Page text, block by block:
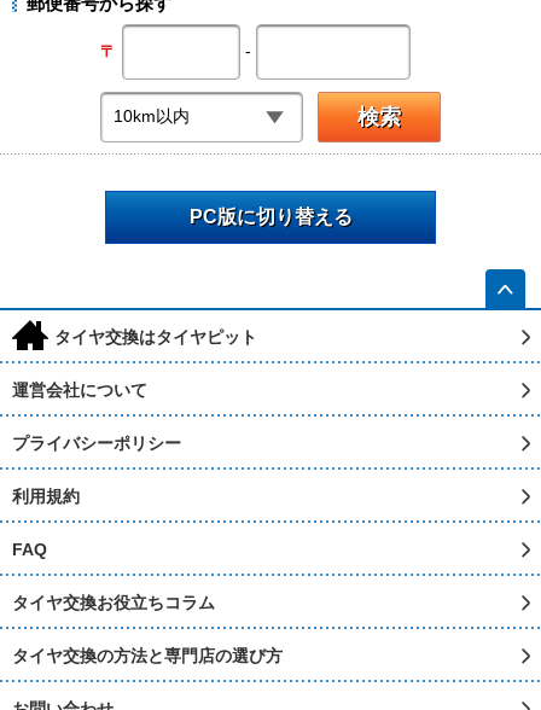
〒 -
PC版に切り替える
h タイヤ交換はタイヤピット
運営会社について
プライバシーポリシー
利用規約
FAQ
タイヤ交換お役立ちコラム
タイヤ交換の方法と専門店の選び方